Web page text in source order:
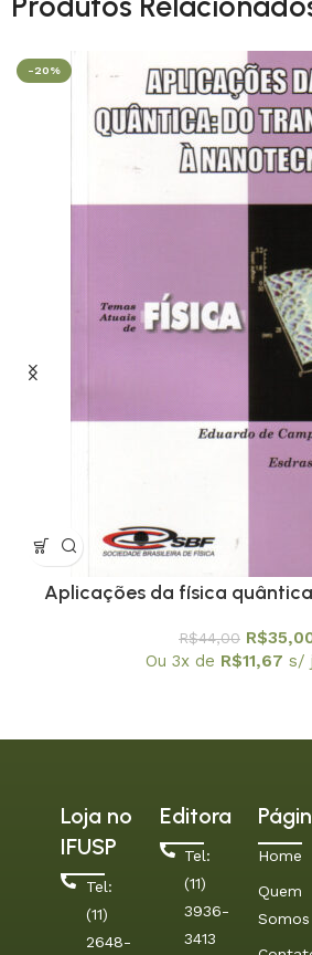
-20%
Aplicações da física
/ SBF
R$44,00 R$
Ou 3x de R$11,67 s/
Loja no
IFUSP
Tel:
(11)
2648-
Editora
Tel:
(11)
3936-
3413
Home
Quem
Somos